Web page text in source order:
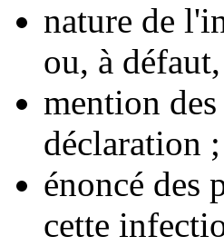
nature de
ou, à
mention
déclaration ;
énoncé des
cette